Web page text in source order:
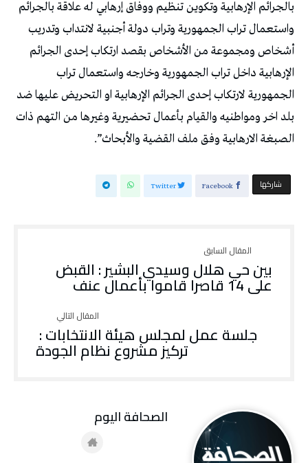
بالجرائم الإرهابية وتكوين تنظيم ووفاق إرهابي له علاقة بالجرائم
واستعمال تراب الجمهورية وتراب دولة أجنبية لانتداب وتدريب
أشخاص ومجموعة من الأشخاص بقصد ارتكاب إحدى الجرائم
الإرهابية داخل تراب الجمهورية وخارجه واستعمال تراب
الجمهورية لارتكاب إحدى الجرائم الإرهابية او التحريض عليها ضد
بلد اخر ومواطنيه والقيام بأعمال تحضيرية وغيرها من التهم ذات
الصبغة الارهابية وفق ملف القضية والأبحاث”.
‫‫ شاركها‬ Facebook
Twitter
بين حي هلال وسيدي البشير : القبض
على 14 قاصرا قاموا بأعمال عنف
جلسة عمل لمجلس هيئة الانتخابات :
تركيز مشروع نظام الجودة